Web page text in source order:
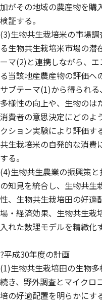
加がその地域の農産物を購
検証する。
(3)生物共生栽培米の市場
る生物共生栽培米市場の潜
ーマ(2)と連携しながら、
る当該地産農産物の評価へ
サブテーマ(1)から得られ
多様性の向上や、生物のは
消費者の意思決定にどのよ
クション実験により評価す
共生栽培米の自発的な消費
する。
(4)生物共生農業の振興策
の知見を統合し、生物共生
性、生物共生栽培田の好適
場・経済効果、生物共生栽
入れた数理モデルを精緻化
?平成30年度の計画
(1)生物共生栽培田の生物
続き、野外調査とマイクロ
培の好適配置を明らかにす